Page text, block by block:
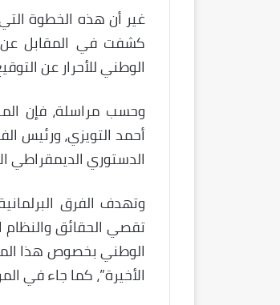
غير أن هذه الخطوة
كشفت في المقابل عن
الوطني للأحرار عن
وحسب مراسلة، فإن
أحمد التويزي، ورئيس
الدستوري الديمقراطي
وتهدف الفرق
تقصي الحقائق والنظام
الوطني بخصوص هذا
الأخيرة”، كما جاء في